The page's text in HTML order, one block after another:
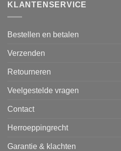
KLANTENSERVICE
Bestellen en betalen
Verzenden
Retourneren
Veelgestelde vragen
Contact
Herroeppingrecht
Garantie & klachten